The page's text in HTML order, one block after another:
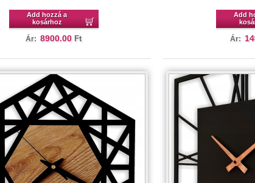
Add hozzá a
kosárhoz
Ár: 8900.00 Ft
Add
Ár: